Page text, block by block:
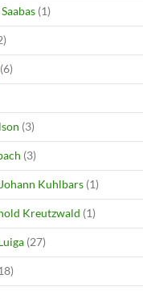
(1)
(6)
(3)
(3)
Kuhlbars (1)
Kreutzwald (1)
(27)